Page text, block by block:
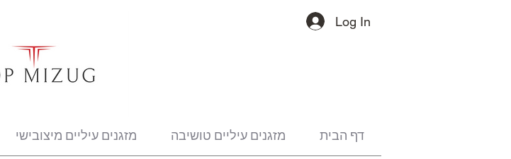
Log In
דף הבית מזגנים עיליים טושיבה מזגנים עיליים מיצובישי